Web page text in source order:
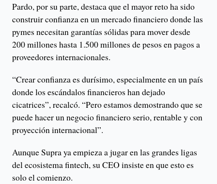
Pardo, por su parte, destaca que el mayor reto ha sido
construir confianza en un mercado financiero donde las
pymes necesitan garantías sólidas para mover desde
200 millones hasta 1.500 millones de pesos en pagos a
proveedores internacionales.
“Crear confianza es durísimo, especialmente en un país
donde los escándalos financieros han dejado
cicatrices”, recalcó. “Pero estamos demostrando que se
puede hacer un negocio financiero serio, rentable y con
proyección internacional”.
Aunque Supra ya empieza a jugar en las grandes ligas
del ecosistema fintech, su CEO insiste en que esto es
solo el comienzo.